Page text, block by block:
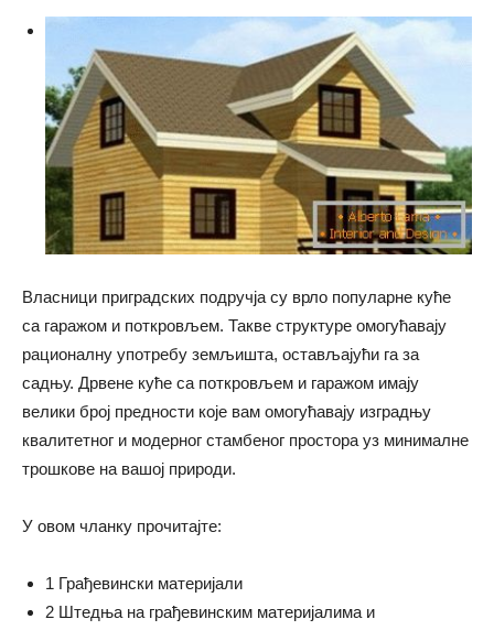
Власници приградских подручја су врло популарне куће
са гаражом и поткровљем. Такве структуре омогућавају
рационалну употребу земљишта, остављајући га за
садњу. Дрвене куће са поткровљем и гаражом имају
велики број предности које вам омогућавају изградњу
квалитетног и модерног стамбеног простора уз минималне
трошкове на вашој природи.
У овом чланку прочитајте:
1 Грађевински материјали
2 Штедња на грађевинским материјалима и